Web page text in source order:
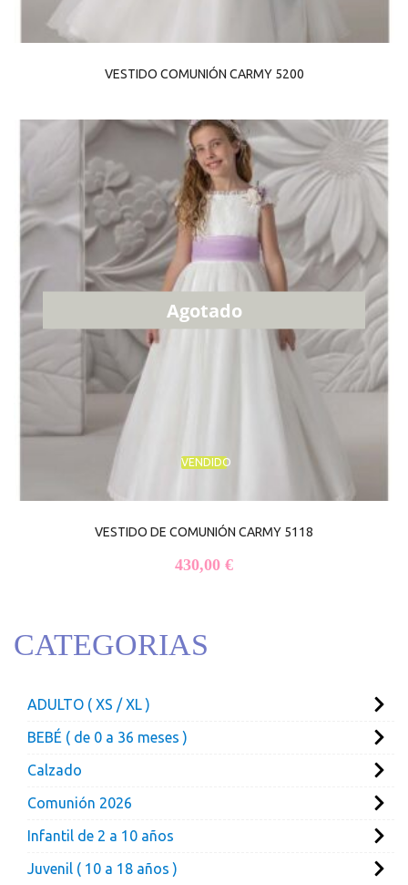
VESTIDO COMUNIÓN CARMY 5200
VENDIDO
Agotado
VESTIDO DE COMUNIÓN CARMY 5118
430,00 €
CATEGORIAS
ADULTO ( XS / XL )
BEBÉ ( de 0 a 36 meses )
Calzado
Comunión 2026
Infantil de 2 a 10 años
Juvenil ( 10 a 18 años )